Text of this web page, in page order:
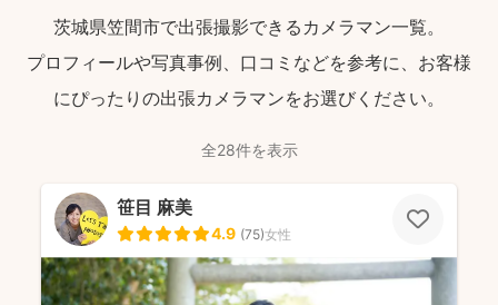
茨城県笠間市で出張撮影できるカメラマン一覧。
プロフィールや写真事例、口コミなどを参考に、お客様
にぴったりの出張カメラマンをお選びください。
全28件を表示
笹目 麻美
4.9 (75)女性